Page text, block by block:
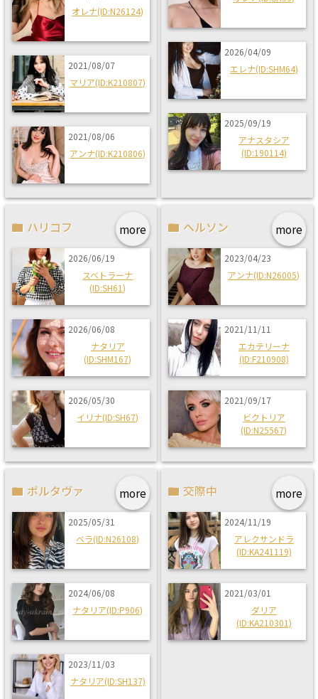
オレナ(ID:N26124)
2021/08/07
マリア(ID:K210807)
2021/08/06
アンナ(ID:K210806)
2026/04/09
エレナ(ID:SHM64)
2025/09/19
アナスタシア
(ID:190114)
more
ハリコフ
2026/06/19
スベトラーナ
(ID:SH61)
2026/06/08
ナタリア
(ID:SHM167)
2026/05/30
イリナ(ID:SH67)
more
ヘルソン
2023/04/23
アンナ(ID:N26005)
2021/11/11
エカテリーナ
(ID:F210908)
2021/09/17
ビクトリア
(ID:N25567)
more
ポルタヴァ
2025/05/31
ベラ(ID:N26108)
2024/06/08
ナタリア(ID:P906)
2023/11/03
ナタリア(ID:SH137)
more
交際中
2024/11/19
アレクサンドラ
(ID:KA241119)
2021/03/01
ダリア
(ID:KA210301)